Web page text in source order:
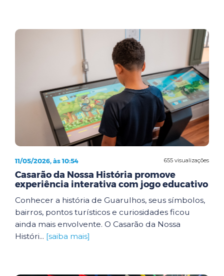
655 visualizações
11/05/2026, às 10:54
Casarão da Nossa História promove
experiência interativa com jogo educativo
Conhecer a história de Guarulhos, seus símbolos,
bairros, pontos turísticos e curiosidades ficou
ainda mais envolvente. O Casarão da Nossa
Históri... [saiba mais]